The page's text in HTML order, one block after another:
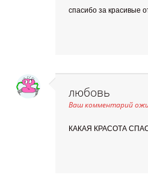
спасибо за красивые
любовь
Ваш комментарий
КАКАЯ КРАСОТА